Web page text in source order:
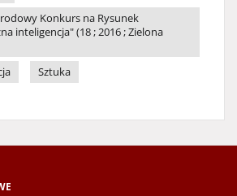
Konkurs na Rysunek
inteligencja" (18 ; 2016 ; Zielona
Sztuka